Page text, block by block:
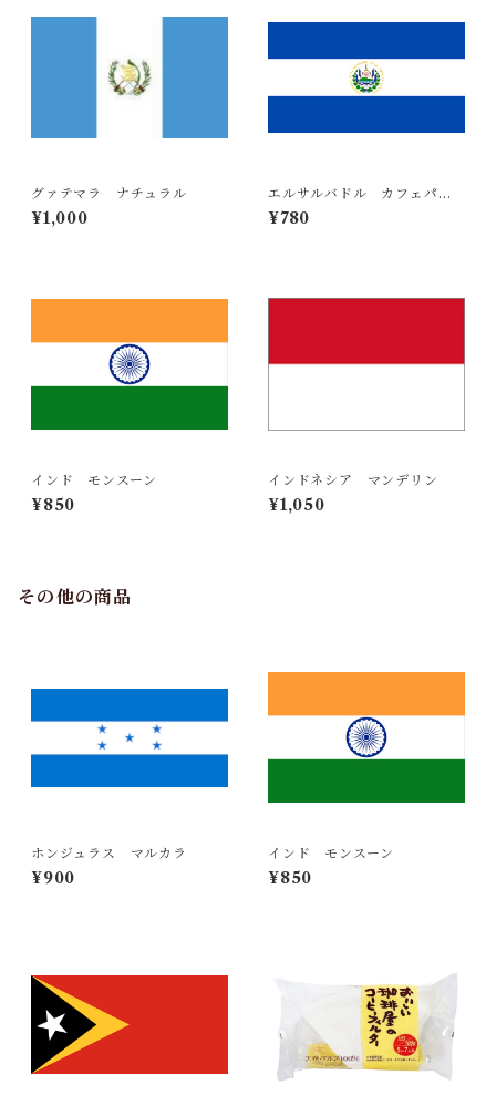
グァテマラ ナチュラル
¥1,000
エルサルバドル カフェパカ
ス
¥780
インド モンスーン
¥850
インドネシア マンデリン
¥1,050
その他の商品
ホンジュラス マルカラ
¥900
インド モンスーン
¥850